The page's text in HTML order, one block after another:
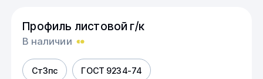
Профиль листовой г/к
В наличии
Ст3пс ГОСТ 9234-74